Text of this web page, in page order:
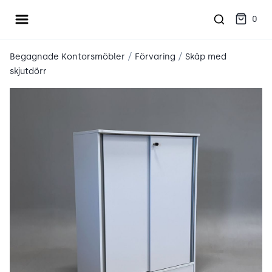
Öppna meny 0
Begagnade Kontorsmöbler / Förvaring / Skåp med
skjutdörr